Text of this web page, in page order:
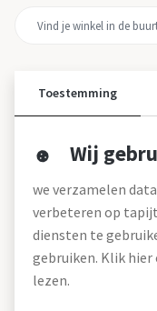
Over tapijtcentrum
Werken bij
Montageservice
Blog
Toestemming
Wij
we verzamelen
verbeteren op
diensten te
gebruiken. Klik hier
lezen.